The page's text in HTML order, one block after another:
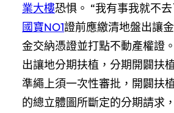
業大樓恐惧。 “我有事我就不
國寶NO1證前應繳清地盤出讓
金交納憑證並打點不動產權證
出讓地分期扶植，分期開闢扶
準繩上須一次性審批，開闢扶
的總立體圖所斷定的分期請求